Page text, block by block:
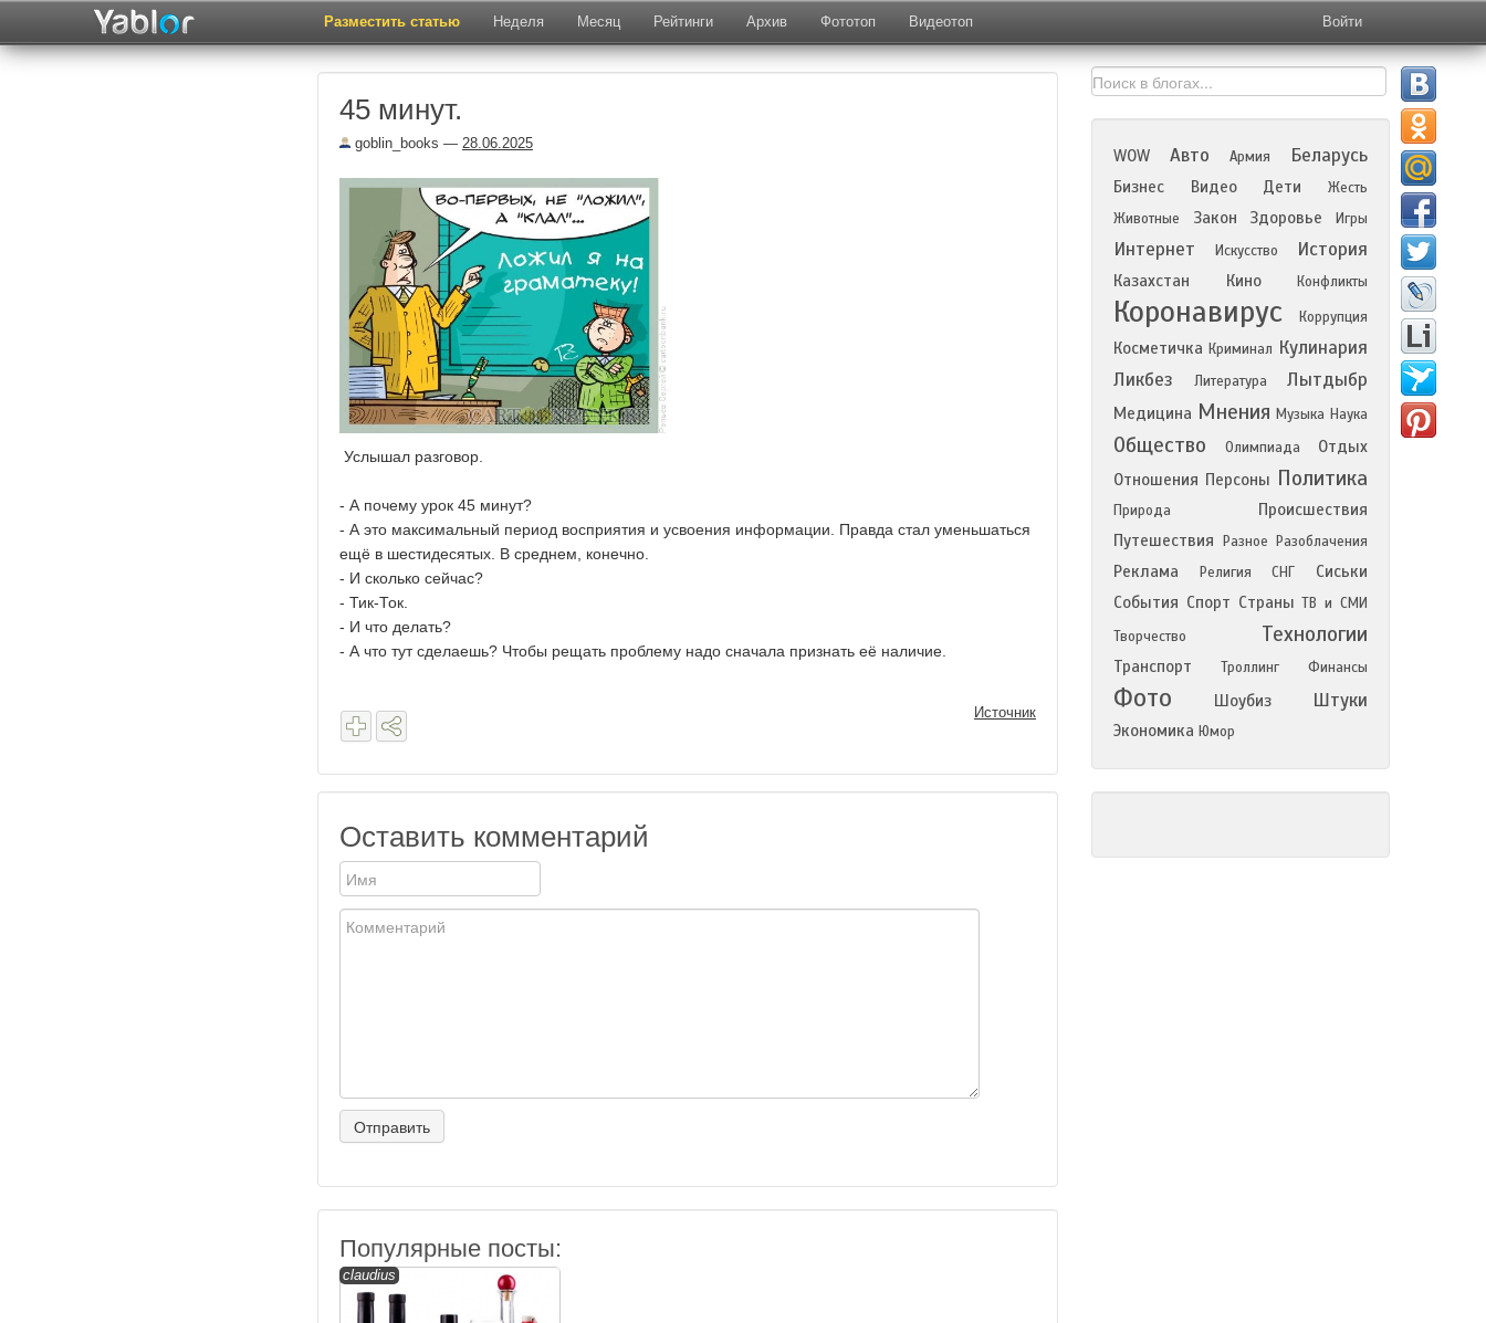
Разместить статью Неделя Месяц Рейтинги Архив Фототоп Видеотоп Войти
45 минут.
goblin_books — 28.06.2025
Услышал разговор.
- А почему урок 45 минут?
- А это максимальный период восприятия и усвоения информации. Правда стал уменьшаться
ещё в шестидесятых. В среднем, конечно.
- И сколько сейчас?
- Тик-Ток.
- И что делать?
- А что тут сделаешь? Чтобы рещать проблему надо сначала признать её наличие.
Источник
Оставить комментарий
Популярные посты:
claudius
WOW Авто Армия Беларусь
Бизнес Видео Дети
Жесть
Животные
Закон Здоровье Игры
Интернет Искусство История
Казахстан Кино Конфликты
Коронавирус Коррупция
Косметичка Криминал Кулинария
Ликбез
Литература Лытдыбр
Медицина Мнения Музыка Наука
Общество Олимпиада
Отдых
Отношения Персоны Политика
Природа
Происшествия
Путешествия
Разное Разоблачения
Реклама Религия СНГ
Сиськи
События Спорт Страны ТВ и СМИ
Творчество
Технологии
Транспорт Троллинг Финансы
Фото Шоубиз Штуки
Экономика Юмор